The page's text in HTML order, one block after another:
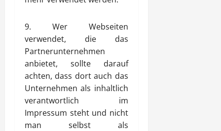
9. Wer Webseiten
verwendet, die das
Partnerunternehmen
anbietet, sollte darauf
achten, dass dort auch das
Unternehmen als inhaltlich
verantwortlich im
Impressum steht und nicht
man selbst als